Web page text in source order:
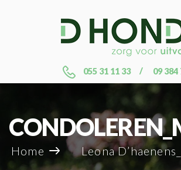
055 31 11 33 09 384
Home Leona